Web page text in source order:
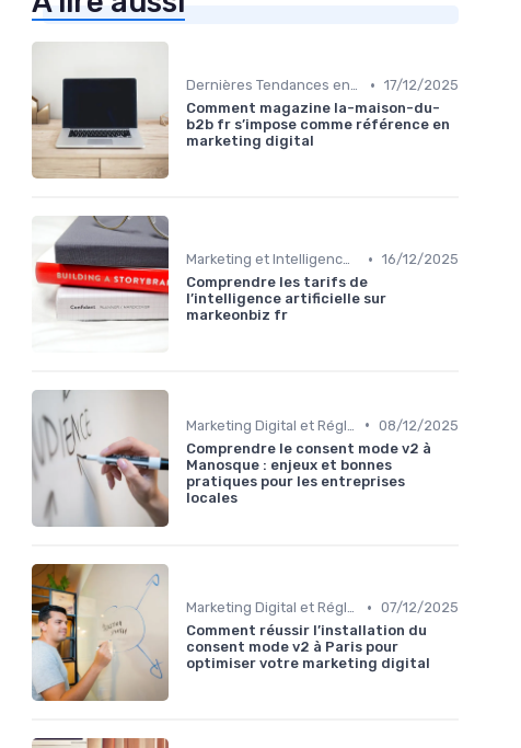
Dernières Tendances en Marketing Digital • 17/12/2025
Comment magazine la-maison-du-
b2b fr s’impose comme référence en
marketing digital
Marketing et Intelligence Artificielle • 16/12/2025
Comprendre les tarifs de
l’intelligence artificielle sur
markeonbiz fr
• 08/12/2025
Comprendre le consent mode v2 à
Manosque : enjeux et bonnes
pratiques pour les entreprises
locales
Marketing Digital et Réglementations • 07/12/2025
Comment réussir l’installation du
consent mode v2 à Paris pour
optimiser votre marketing digital